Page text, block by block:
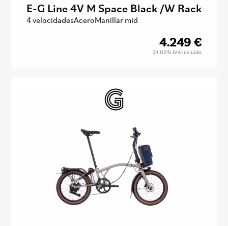
E-G Line 4V M Space Black /W Rack
4 velocidadesAceroManillar mid
4.249 €
21.00% IVA incluido